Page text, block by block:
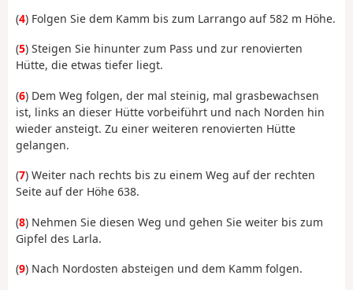
(4) Folgen Sie dem Kamm bis zum Larrango auf 582 m Höhe.
(5) Steigen Sie hinunter zum Pass und zur renovierten
Hütte, die etwas tiefer liegt.
(6) Dem Weg folgen, der mal steinig, mal grasbewachsen
ist, links an dieser Hütte vorbeiführt und nach Norden hin
wieder ansteigt. Zu einer weiteren renovierten Hütte
gelangen.
(7) Weiter nach rechts bis zu einem Weg auf der rechten
Seite auf der Höhe 638.
(8) Nehmen Sie diesen Weg und gehen Sie weiter bis zum
Gipfel des Larla.
(9) Nach Nordosten absteigen und dem Kamm folgen.